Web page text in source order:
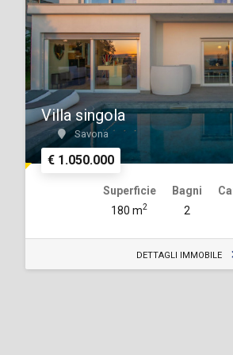
€ 1.050.000
Villa singola
Savona
Superficie
180 m2
Bagni
2
DETTAGLI IMMOBILE